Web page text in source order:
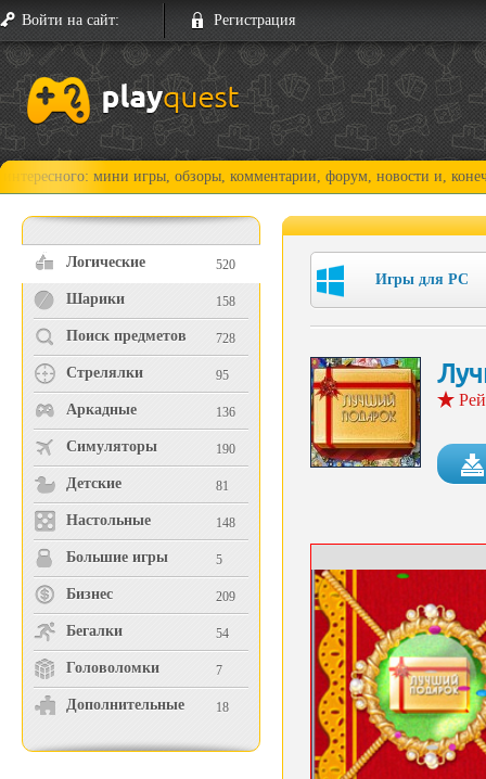
Войти на сайт: Регистрация
мини игры, обзоры, комментарии, форум, новости и, конечно,
Логические 520
Шарики 158
Поиск предметов 728
Стрелялки 95
Аркадные 136
Симуляторы 190
Детские 81
Настольные 148
Большие игры 5
Бизнес 209
Бегалки 54
Головоломки 7
Дополнительные 18
Игры для PC